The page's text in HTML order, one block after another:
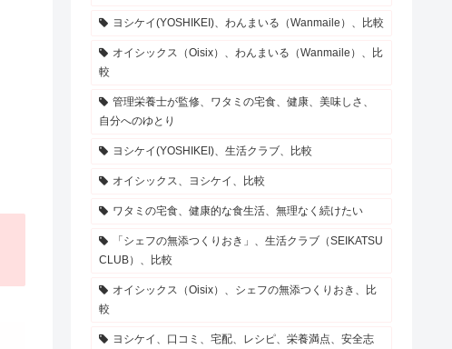
ヨシケイ(YOSHIKEI)、わんまいる（Wanmaile）、比較
オイシックス（Oisix）、わんまいる（Wanmaile）、比
較
管理栄養士が監修、ワタミの宅食、健康、美味しさ、
自分へのゆとり
ヨシケイ(YOSHIKEI)、生活クラブ、比較
オイシックス、ヨシケイ、比較
ワタミの宅食、健康的な食生活、無理なく続けたい
「シェフの無添つくりおき」、生活クラブ（SEIKATSU
CLUB）、比較
オイシックス（Oisix）、シェフの無添つくりおき、比
較
ヨシケイ、口コミ、宅配、レシピ、栄養満点、安全志